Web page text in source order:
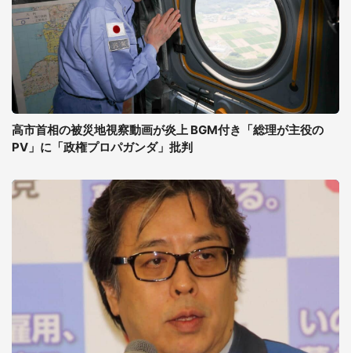
高市首相の被災地視察動画が炎上 BGM付き「総理が主役の
PV」に「政権プロパガンダ」批判